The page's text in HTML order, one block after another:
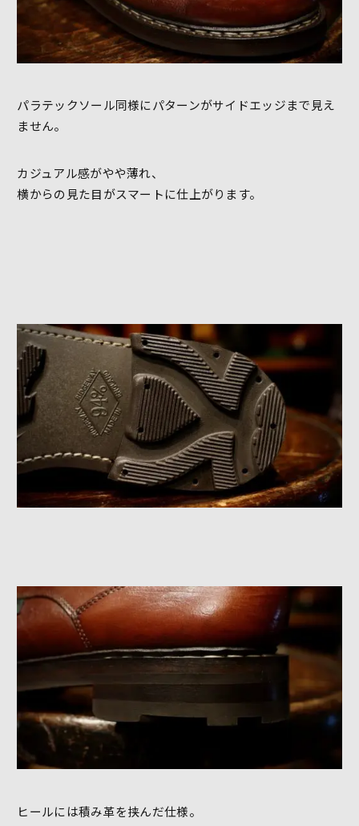
パラテックソール同様にパターンがサイドエッジまで見え
ません。
カジュアル感がやや薄れ、
横からの見た目がスマートに仕上がります。
ヒールには積み革を挟んだ仕様。